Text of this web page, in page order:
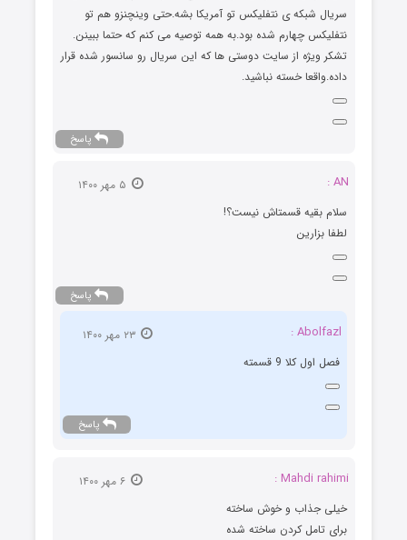
سریال شبکه ی نتفلیکس تو آمریکا بشه.حتی وینچنزو هم تو
نتفلیکس چهارم شده بود.به همه توصیه می کنم که حتما ببینن.
تشکر ویژه از سایت دوستی ها که این سریال رو سانسور شده قرار
داده.واقعا خسته نباشید.
پاسخ
AN :
سلام بقیه قسمتاش نیست؟!
لطفا بزارین
پاسخ
Abolfazl :
فصل اول کلا 9 قسمته
پاسخ
Mahdi rahimi :
۶ مهر ۱۴۰۰
خیلی جذاب و خوش ساخته
برای تامل کردن ساخته شده